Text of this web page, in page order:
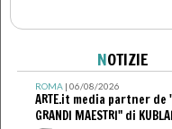
NOTIZIE
ROMA| 06/08/2026
ARTE.it media partner de
GRANDI MAESTRI" di